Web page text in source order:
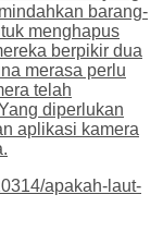
barang-
menghapus
berpikir dua
merasa perlu
telah
diperlukan
aplikasi kamera
apakah-laut-